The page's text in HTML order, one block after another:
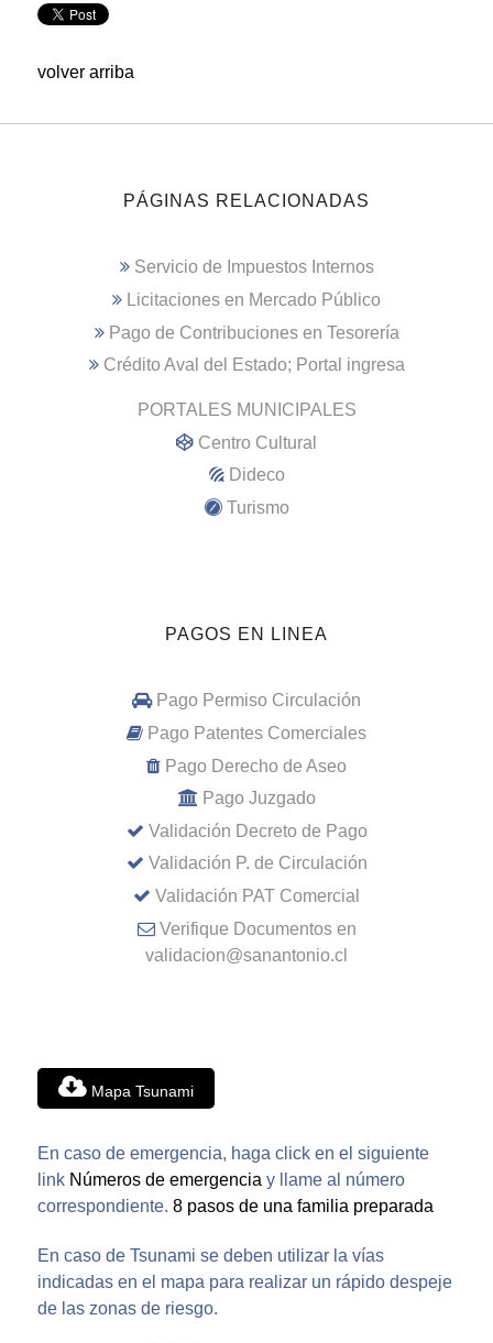
volver arriba
PÁGINAS RELACIONADAS
Servicio de Impuestos Internos
Licitaciones en Mercado Público
Pago de Contribuciones en Tesorería
Crédito Aval del Estado; Portal ingresa
PORTALES MUNICIPALES
Centro Cultural
Dideco
Turismo
PAGOS EN LINEA
Pago Permiso Circulación
Pago Patentes Comerciales
Pago Derecho de Aseo
Pago Juzgado
Validación Decreto de Pago
Validación P. de Circulación
Validación PAT Comercial
Verifique Documentos en
validacion@sanantonio.cl
Mapa Tsunami
En caso de emergencia, haga click en el siguiente
link Números de emergencia y llame al número
correspondiente. 8 pasos de una familia preparada
En caso de Tsunami se deben utilizar la vías
indicadas en el mapa para realizar un rápido despeje
de las zonas de riesgo.